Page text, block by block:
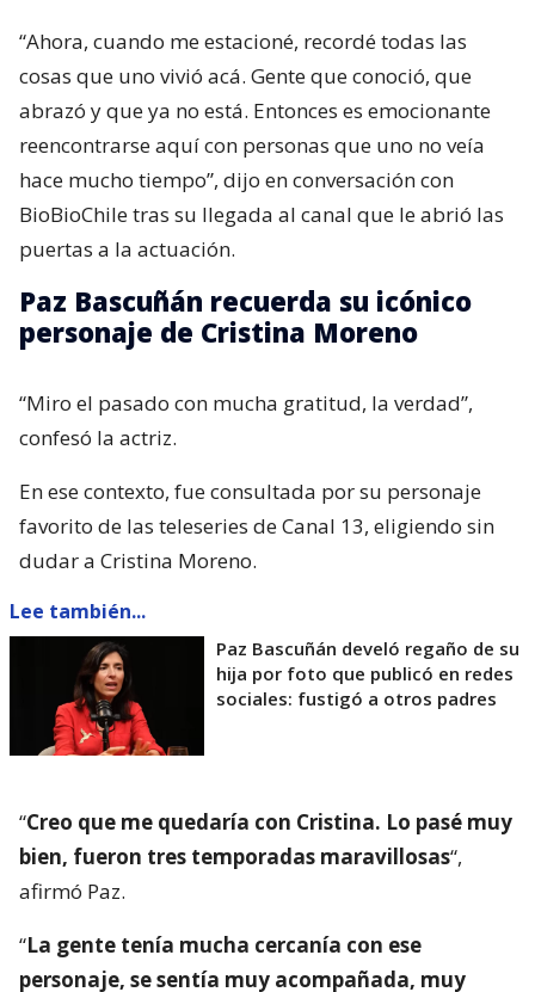
“Ahora, cuando me estacioné, recordé todas las
cosas que uno vivió acá. Gente que conoció, que
abrazó y que ya no está. Entonces es emocionante
reencontrarse aquí con personas que uno no veía
hace mucho tiempo”, dijo en conversación con
BioBioChile tras su llegada al canal que le abrió las
puertas a la actuación.
Paz Bascuñán recuerda su icónico
personaje de Cristina Moreno
“Miro el pasado con mucha gratitud, la verdad”,
confesó la actriz.
En ese contexto, fue consultada por su personaje
favorito de las teleseries de Canal 13, eligiendo sin
dudar a Cristina Moreno.
Lee también...
Paz Bascuñán develó regaño de su
hija por foto que publicó en redes
sociales: fustigó a otros padres
“Creo que me quedaría con Cristina. Lo pasé muy
bien, fueron tres temporadas maravillosas“,
afirmó Paz.
“La gente tenía mucha cercanía con ese
personaje, se sentía muy acompañada, muy